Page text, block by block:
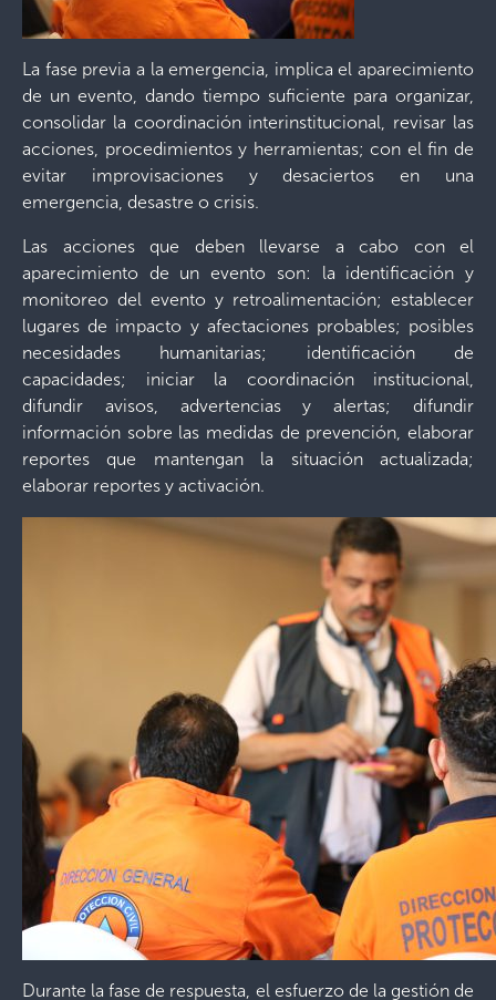
La fase previa a la emergencia, implica el aparecimiento
de un evento, dando tiempo suficiente para organizar,
consolidar la coordinación interinstitucional, revisar las
acciones, procedimientos y herramientas; con el fin de
evitar improvisaciones y desaciertos en una
emergencia, desastre o crisis.
Las acciones que deben llevarse a cabo con el
aparecimiento de un evento son: la identificación y
monitoreo del evento y retroalimentación; establecer
lugares de impacto y afectaciones probables; posibles
necesidades humanitarias; identificación de
capacidades; iniciar la coordinación institucional,
difundir avisos, advertencias y alertas; difundir
información sobre las medidas de prevención, elaborar
reportes que mantengan la situación actualizada;
elaborar reportes y activación.
Durante la fase de respuesta, el esfuerzo de la gestión de